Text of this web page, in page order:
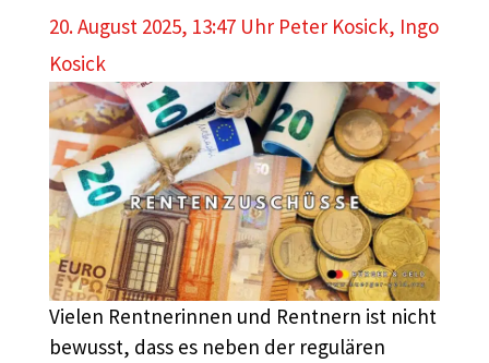
20. August 2025, 13:47 Uhr Peter Kosick, Ingo
Kosick
Vielen Rentnerinnen und Rentnern ist nicht
bewusst, dass es neben der regulären